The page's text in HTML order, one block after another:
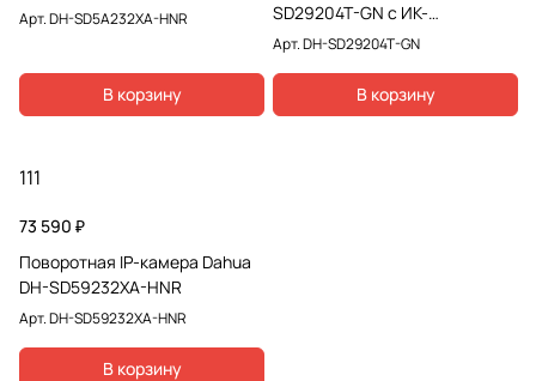
Арт.DH-SD5A232XA-HNR
В корзину
SD29204T-GN с ИК-
подсветкой
Арт.DH-SD29204T-GN
В корзину
111
73 590 ₽
Поворотная IP-камера Dahua
DH-SD59232XA-HNR
Арт.DH-SD59232XA-HNR
В корзину